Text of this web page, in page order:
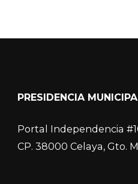
PRESIDENCIA
Portal Independencia
CP. 38000 Celaya, Gto.